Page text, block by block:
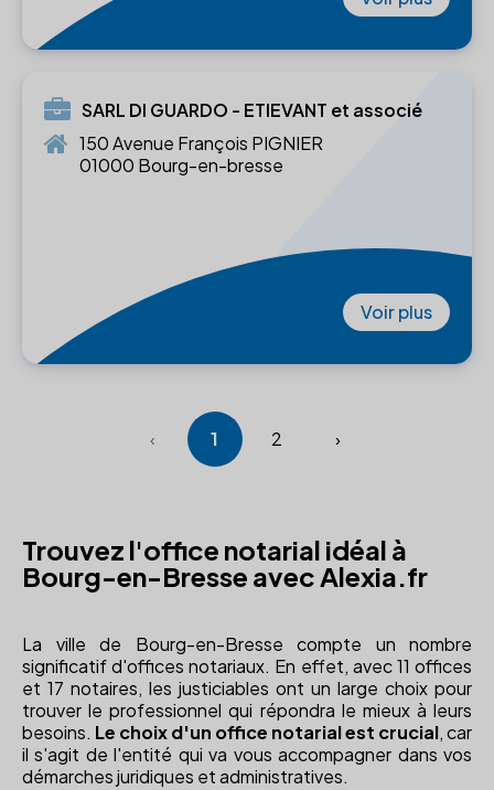
SARL DI GUARDO - ETIEVANT et associé
150 Avenue François PIGNIER
01000 Bourg-en-bresse
Voir plus
‹ 1 2 ›
Trouvez l'office notarial idéal à
Bourg-en-Bresse avec Alexia.fr
La ville de Bourg-en-Bresse compte un nombre
significatif d'offices notariaux. En effet, avec 11 offices
et 17 notaires, les justiciables ont un large choix pour
trouver le professionnel qui répondra le mieux à leurs
besoins. Le choix d'un office notarial est crucial, car
il s'agit de l'entité qui va vous accompagner dans vos
démarches juridiques et administratives.